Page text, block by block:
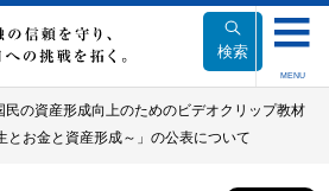
検索
MENU
民の資産形成向上のためのビデオクリップ教材
とお金と資産形成～」の公表について